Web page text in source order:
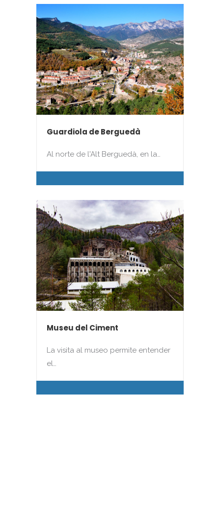
Guardiola de Berguedà
Al norte de l'Alt Berguedà, en la…
Museu del Ciment
La visita al museo permite entender
el…